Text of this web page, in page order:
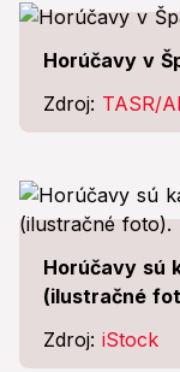
Horúčavy v
Zdroj: TASR/
Horúčavy sú
(ilustračné
Zdroj: iStock